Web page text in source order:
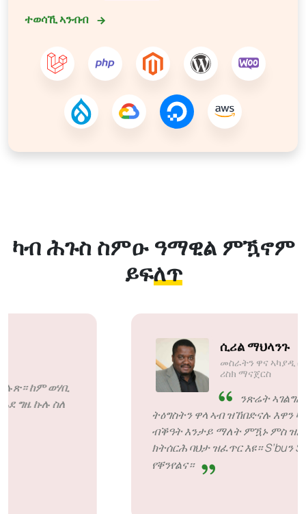
ተወሳኺ ኣንብብ
ካብ ሕጉስ ስምዑ ዓማዊል ምዃኖም
ይፍለጥ
መስራትን ዋና ኣካያዲ ስራሕን ሞገን
ፕራይቬት ሊሚተድ
SiveHost ኣቐዲሙ - SiveHost
መብዛሕትኡ ግዜ ሓደ ስጉምቲ
ንቕድሚት ዝኸይድ ኮይኑ መብዛሕትኡ ግዜ ብዛዕባ ጉዳያት
ኣቐዲሞም ይፈልጡ እዮም። ገለ መልሲ ክጽበ ዝግደደኒ
ጉዳያት ኣሎ ግን ኣንጻሮም ዝሕዞ ነገር ኣይኮነን። ኣብ